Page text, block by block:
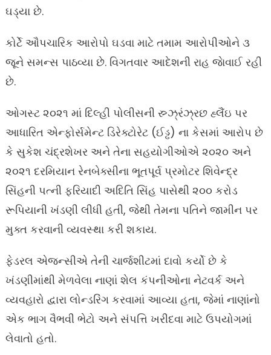
ઘડ્યા છે.
કોર્ટે ઔપચારિક આરોપો ઘડવા માટે તમામ આરોપીઓને ૩
જૂને સમન્સ પાઠવ્યા છે. વિગતવાર આદેશની રાહ જાેવાઈ રહી
છે.
ઓગસ્ટ ૨૦૨૧ માં દિલ્હી પોલીસની સ્ર્ઝ્રંઝ્રછ હ્લૈંઇ પર
આધારિત એન્ફોર્સમેન્ટ ડિરેક્ટોરેટ (ઈડ્ઢ) ના કેસમાં આરોપ છે
કે સુકેશ ચંદ્રશેખર અને તેના સહયોગીઓએ ૨૦૨૦ અને
૨૦૨૧ દરમિયાન રેનબેક્સીના ભૂતપૂર્વ પ્રમોટર શિવેન્દ્ર
સિંહની પત્ની ફરિયાદી અદિતિ સિંહ પાસેથી ૨૦૦ કરોડ
રૂપિયાની ખંડણી લીધી હતી, જેથી તેમના પતિને જામીન પર
મુક્ત કરવાની વ્યવસ્થા કરી શકાય.
ફેડરલ એજન્સીએ તેની ચાર્જશીટમાં દાવો કર્યો છે કે
ખંડણીમાંથી મેળવેલા નાણાં શેલ કંપનીઓના નેટવર્ક અને
વ્યવહારો દ્વારા લોન્ડરિંગ કરવામાં આવ્યા હતા, જેમાં નાણાંનો
એક ભાગ વૈભવી ભેટો અને સંપત્તિ ખરીદવા માટે ઉપયોગમાં
લેવાતો હતો.